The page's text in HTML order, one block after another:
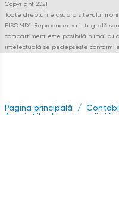
Copyright 2021
Toate drepturile asupra site-ului
FISC.MD”. Reproducerea integrală
compartiment este posibilă numai
intelectuală se pedepsește conform
Pagina principală
Asociațiile de economii și